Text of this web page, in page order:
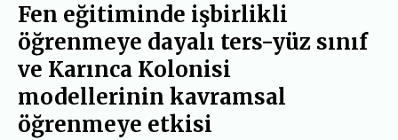
Fen eğitiminde işbirlikli
öğrenmeye dayalı ters-yüz sınıf
ve Karınca Kolonisi
modellerinin kavramsal
öğrenmeye etkisi